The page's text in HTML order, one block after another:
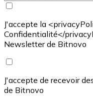
J'accepte la
Confidentialité</
Newsletter de Bitnovo
J'accepte de recevoir
de Bitnovo